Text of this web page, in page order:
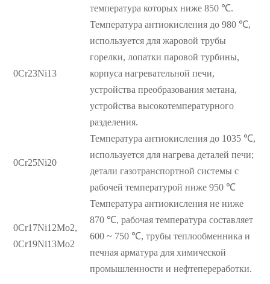
температура которых ниже 850 ℃.
0Cr23Ni13
Температура антиокисления до 980 ℃,
используется для жаровой трубы
горелки, лопатки паровой турбины,
корпуса нагревательной печи,
устройства преобразования метана,
устройства высокотемпературного
разделения.
0Cr25Ni20
Температура антиокисления до 1035 ℃,
используется для нагрева деталей печи;
детали газотранспортной системы с
рабочей температурой ниже 950 ℃
0Cr17Ni12Mo2,
0Cr19Ni13Mo2
Температура антиокисления не ниже
870 ℃, рабочая температура составляет
600 ~ 750 ℃, трубы теплообменника и
печная арматура для химической
промышленности и нефтепереработки.